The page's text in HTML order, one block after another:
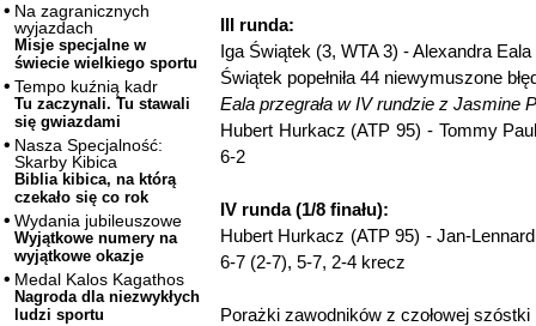
Na zagranicznych
wyjazdach
Misje specjalne w
świecie wielkiego sportu
Tempo kuźnią kadr
Tu zaczynali. Tu stawali
się gwiazdami
Nasza Specjalność:
Skarby Kibica
Biblia kibica, na którą
czekało się co rok
Wydania jubileuszowe
Wyjątkowe numery na
wyjątkowe okazje
Medal Kalos Kagathos
Nagroda dla niezwykłych
ludzi sportu
III runda:
Iga Świątek (3, WTA 3) - Alexandra
Świątek popełniła 44 niewymuszone
Eala przegrała w IV rundzie z Jasmine
Hubert Hurkacz (ATP 95) - Tommy
6-2
IV runda (1/8 finału):
Hubert Hurkacz (ATP 95) - Jan-
6-7 (2-7), 5-7, 2-4 krecz
Porażki zawodników z czołowej szóstki